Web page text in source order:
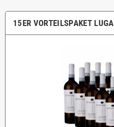
15ER VORTEILSPAKET